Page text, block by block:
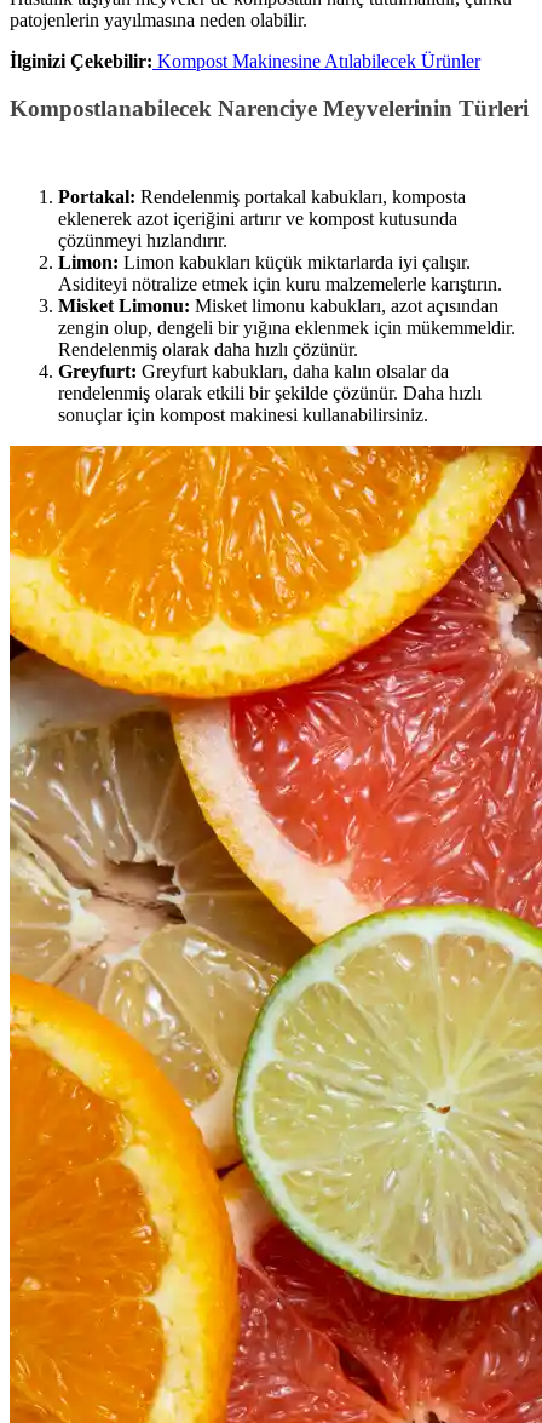
patojenlerin yayılmasına neden olabilir.
İlginizi Çekebilir: Kompost Makinesine Atılabilecek Ürünler
Kompostlanabilecek Narenciye Meyvelerinin Türleri
Portakal: Rendelenmiş portakal kabukları, komposta
eklenerek azot içeriğini artırır ve kompost kutusunda
çözünmeyi hızlandırır.
Limon: Limon kabukları küçük miktarlarda iyi çalışır.
Asiditeyi nötralize etmek için kuru malzemelerle karıştırın.
Misket Limonu: Misket limonu kabukları, azot açısından
zengin olup, dengeli bir yığına eklenmek için mükemmeldir.
Rendelenmiş olarak daha hızlı çözünür.
Greyfurt: Greyfurt kabukları, daha kalın olsalar da
rendelenmiş olarak etkili bir şekilde çözünür. Daha hızlı
sonuçlar için kompost makinesi kullanabilirsiniz.